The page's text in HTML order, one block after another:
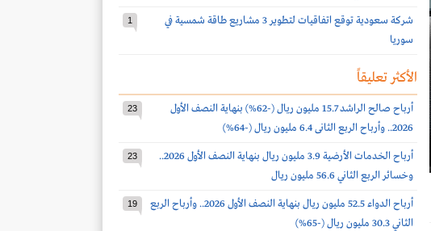
شركة سعودية توقع اتفاقيات لتطوير 3 مشاريع طاقة شمسية في
سوريا
1
الأكثر تعليقاً
أرباح صالح الراشد 15.7 مليون ريال (-62%) بنهاية النصف الأول
2026.. وأرباح الربع الثانى 6.4 مليون ريال (-64%)
23
أرباح الخدمات الأرضية 3.9 مليون ريال بنهاية النصف الأول 2026..
وخسائر الربع الثاني 56.6 مليون ريال
23
أرباح الدواء 52.5 مليون ريال بنهاية النصف الأول 2026.. وأرباح الربع
الثاني 30.3 مليون ريال (-65%)
19